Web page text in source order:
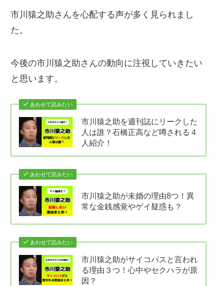
市川猿之助さんを心配する声が多く見られまし
た。
今後の市川猿之助さんの動向に注視していきたい
と思います。
あわせて読みたい
市川猿之助を週刊誌にリークした
人は誰？石橋正高など噂される４
人紹介！
あわせて読みたい
市川猿之助が未婚の理由8つ！異
常な金銭感覚やゲイ疑惑も？
あわせて読みたい
市川猿之助がサイコパスと言われ
る理由３つ！心中やセクハラが原
因？